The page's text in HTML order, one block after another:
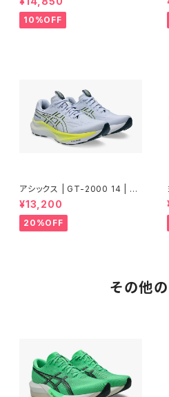
| Men
10%OFF
アシックス | GT-2000 14 | BL
UE FADE/TRANQUIL TEAL |
Men
¥13,200
20%OFF
その他